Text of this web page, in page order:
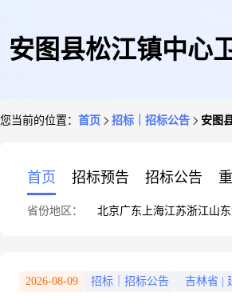
安图县松江镇中心
您当前的位置： 首页 招标｜招标公告 安图
首页 招标预告 招标公告
省份地区： 北京广东 上海江苏浙江山东
2026-08-09 招标｜招标公告 吉林省